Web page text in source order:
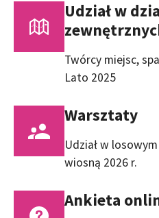
Udział w
Twórcy miejsc,
Lato 2025
Warsztaty
Udział w
wiosną 2026 r.
Ankieta